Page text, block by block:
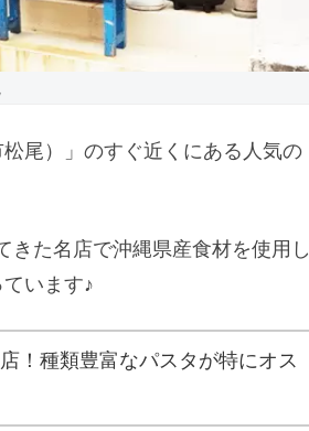
尾）」のすぐ近くにある人気の
た名店で沖縄県産食材を使用し
います♪
！種類豊富なパスタが特にオス